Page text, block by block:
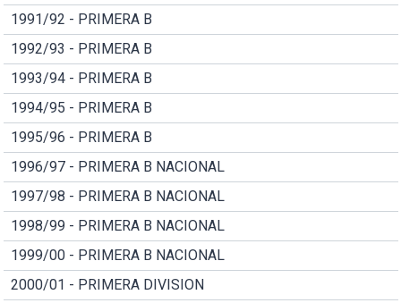
1991/92 - PRIMERA B
1992/93 - PRIMERA B
1993/94 - PRIMERA B
1994/95 - PRIMERA B
1995/96 - PRIMERA B
1996/97 - PRIMERA B NACIONAL
1997/98 - PRIMERA B NACIONAL
1998/99 - PRIMERA B NACIONAL
1999/00 - PRIMERA B NACIONAL
2000/01 - PRIMERA DIVISION